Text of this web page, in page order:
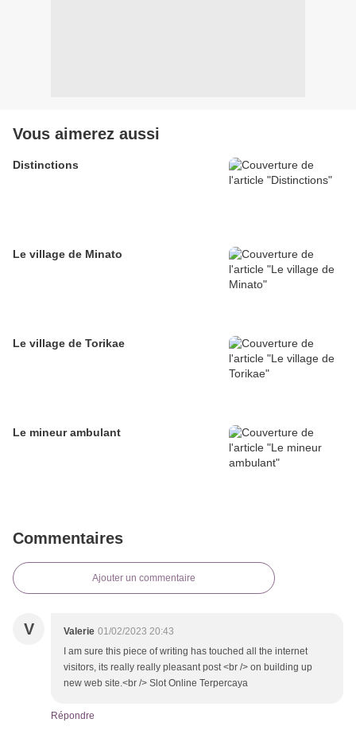
Vous aimerez aussi
Distinctions
Le village de Minato
Le village de Torikae
Le mineur ambulant
Commentaires
Ajouter un commentaire
V Valerie 01/02/2023 20:43
I am sure this piece of writing has touched all the internet
visitors, its really really pleasant post <br /> on building up
new web site.<br /> Slot Online Terpercaya
Répondre